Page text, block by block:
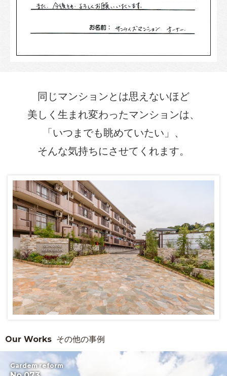
同じマンションとは思えないほど
美しく生まれ変わったマンションは、
「いつまでも眺めていたい」、
そんな気持ちにさせてくれます。
Our Works その他の事例
Gardem reform